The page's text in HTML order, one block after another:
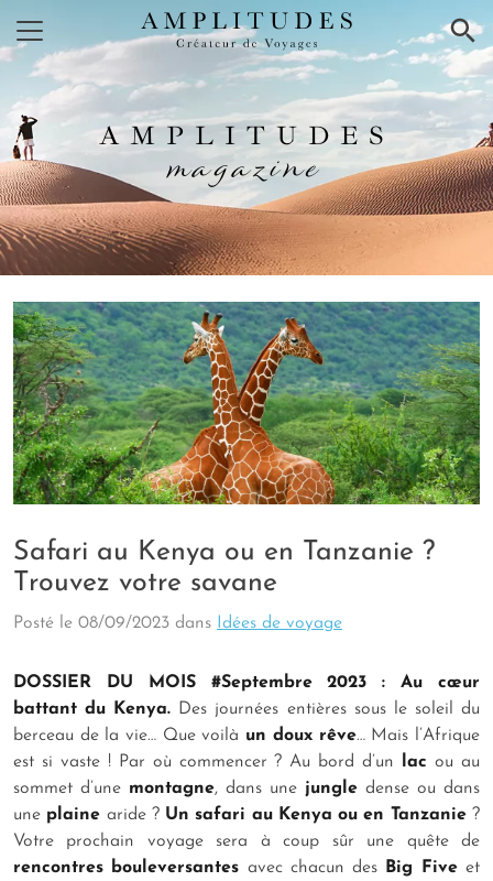
×
AMPLITUDES
magazine
Safari au Kenya ou en Tanzanie ?
Trouvez votre savane
Posté le 08/09/2023 dans Idées de voyage
DOSSIER DU MOIS #Septembre 2023 : Au cœur
battant du Kenya. Des journées entières sous le soleil du
berceau de la vie… Que voilà un doux rêve… Mais l’Afrique
est si vaste ! Par où commencer ? Au bord d’un
lac ou au
sommet d’une montagne, dans une jungle dense ou dans
une plaine aride ? Un safari au Kenya ou en Tanzanie?
Votre prochain voyage sera à coup sûr une quête de
rencontres bouleversantes avec chacun des Big Fiveet